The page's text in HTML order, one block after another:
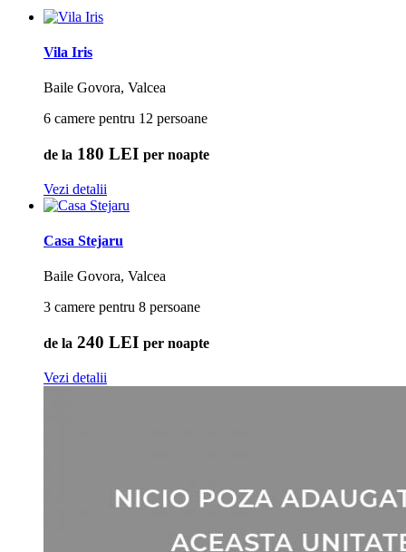
Vila Iris
Baile Govora, Valcea
6 camere pentru 12 persoane
de la 180 LEI per noapte
Vezi detalii
Casa Stejaru
Baile Govora, Valcea
3 camere pentru 8 persoane
de la 240 LEI per noapte
Vezi detalii